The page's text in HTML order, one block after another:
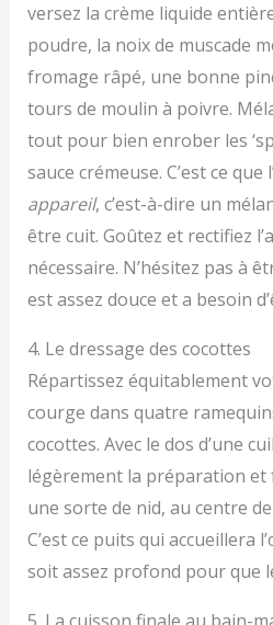
versez la crème liquide
poudre, la noix de muscade
fromage râpé, une bonne
tours de moulin à poivre.
tout pour bien enrober les
sauce crémeuse. C’est ce que
appareil, c’est-à-dire un
être cuit. Goûtez et rectifiez
nécessaire. N’hésitez pas à
est assez douce et a besoin
4. Le dressage des cocottes
Répartissez équitablement
courge dans quatre
cocottes. Avec le dos d’une
légèrement la préparation
une sorte de nid, au centre
C’est ce puits qui accueillera
soit assez profond pour que